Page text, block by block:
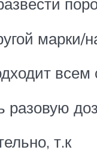
всем
разовую
т.к